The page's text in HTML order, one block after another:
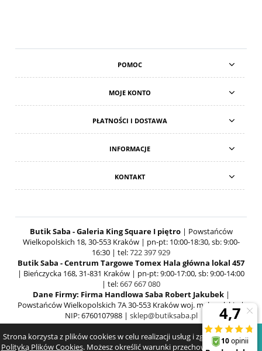
Strona korzysta z plików cookies w celu realizacji usług i zgodnie z
Polityką Plików Cookies. Możesz określić warunki przechowywania
POMOC
MOJE KONTO
PŁATNOŚCI I DOSTAWA
INFORMACJE
KONTAKT
Butik Saba - Galeria King Square I piętro| Powstańców
Wielkopolskich 18, 30-553 Kraków | pn-pt: 10:00-18:30, sb: 9:00-
16:30 | tel:722 397 929
Butik Saba - Centrum Targowe Tomex Hala główna lokal 457
| Bieńczycka 168, 31-831 Kraków | pn-pt: 9:00-17:00, sb: 9:00-14:00
| tel:667 667 080
Dane Firmy: Firma Handlowa Saba Robert Jakubek|
Powstańców Wielkopolskich 7A 30-553 Kraków woj. małopolskie |
NIP: 6760107988 | sklep@butiksaba.pl
POKAŻ PEŁNĄ WERSJĘ STRONY